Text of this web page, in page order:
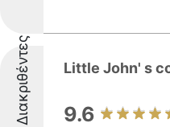
Διακριθέντες Little John' s
9.6